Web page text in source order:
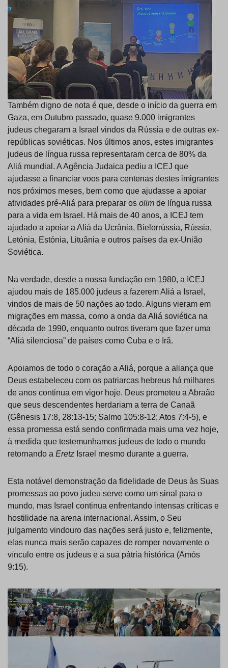
Também digno de nota é que, desde o início da guerra em
Gaza, em Outubro passado, quase 9.000 imigrantes
judeus chegaram a Israel vindos da Rússia e de outras ex-
repúblicas soviéticas. Nos últimos anos, estes imigrantes
judeus de língua russa representaram cerca de 80% da
Aliá mundial. A Agência Judaica pediu a ICEJ que
ajudasse a financiar voos para centenas destes imigrantes
nos próximos meses, bem como que ajudasse a apoiar
atividades pré-Aliá para preparar os olim de língua russa
para a vida em Israel. Há mais de 40 anos, a ICEJ tem
ajudado a apoiar a Aliá da Ucrânia, Bielorrússia, Rússia,
Letónia, Estónia, Lituânia e outros países da ex-União
Soviética.
Na verdade, desde a nossa fundação em 1980, a ICEJ
ajudou mais de 185.000 judeus a fazerem Aliá a Israel,
vindos de mais de 50 nações ao todo. Alguns vieram em
migrações em massa, como a onda da Aliá soviética na
década de 1990, enquanto outros tiveram que fazer uma
“Aliá silenciosa” de países como Cuba e o Irã.
Apoiamos de todo o coração a Aliá, porque a aliança que
Deus estabeleceu com os patriarcas hebreus há milhares
de anos continua em vigor hoje. Deus prometeu a Abraão
que seus descendentes herdariam a terra de Canaã
(Gênesis 17:8, 28:13-15; Salmo 105:8-12; Atos 7:4-5), e
essa promessa está sendo confirmada mais uma vez hoje,
à medida que testemunhamos judeus de todo o mundo
retornando a Eretz Israel mesmo durante a guerra.
Esta notável demonstração da fidelidade de Deus às Suas
promessas ao povo judeu serve como um sinal para o
mundo, mas Israel continua enfrentando intensas críticas e
hostilidade na arena internacional. Assim, o Seu
julgamento vindouro das nações será justo e, felizmente,
elas nunca mais serão capazes de romper novamente o
vínculo entre os judeus e a sua pátria histórica (Amós
9:15).